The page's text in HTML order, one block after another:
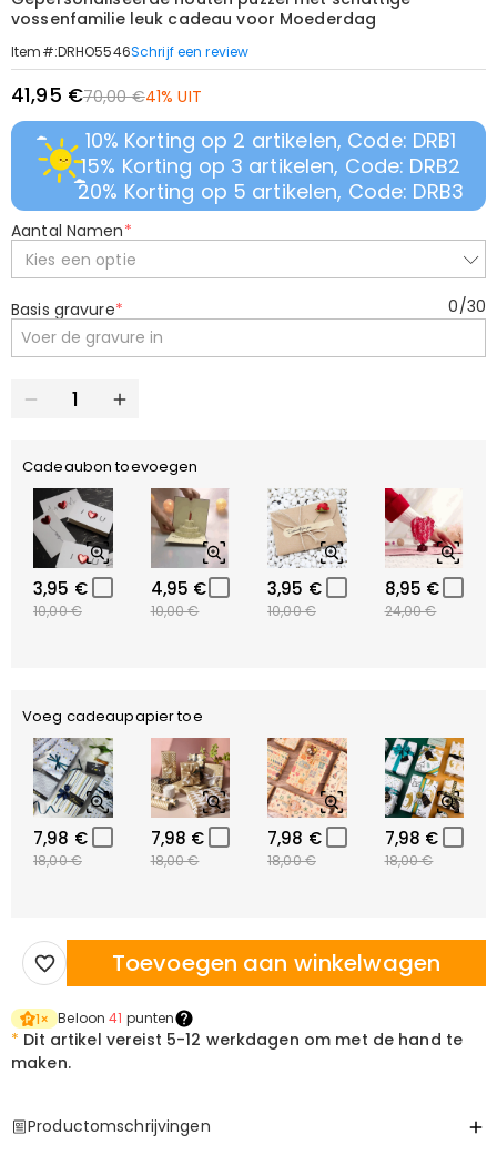
vossenfamilie leuk cadeau voor Moederdag
Item#:DRHO5546Schrijf een review
41,95 €70,00 €41% UIT
10% Korting op 2 artikelen, Code: DRB1
15% Korting op 3 artikelen, Code: DRB2
20% Korting op 5 artikelen, Code: DRB3
Aantal Namen*
Kies een optie
Basis gravure* 0/30
Cadeaubon toevoegen
3,95 €
10,00 €
4,95 €
10,00 €
3,95 €
10,00 €
8,95 €
24,00 €
Voeg cadeaupapier toe
7,98 €
18,00 €
7,98 €
18,00 €
7,98 €
18,00 €
7,98 €
18,00 €
Toevoegen aan winkelwagen
1× Beloon41 punten
* Dit artikel vereist 5-12 werkdagen om met de hand te
maken.
Productomschrijvingen